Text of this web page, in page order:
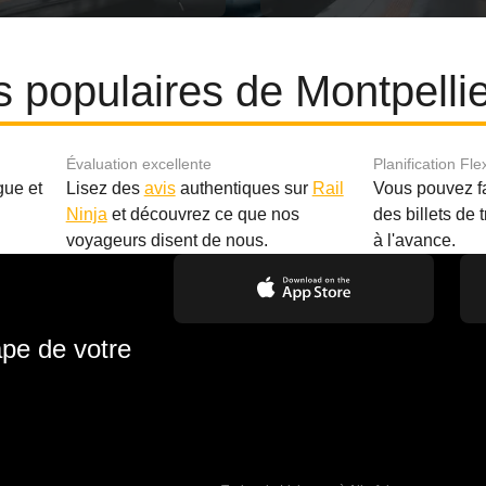
populaires de
et
Évaluation excellente
Lisez des avisauthentiques sur Rail
Ninja et découvrez ce que nos
voyageurs disent de nous.
Planification
Vous pouvez
des billets de
à l'avance.
de votre